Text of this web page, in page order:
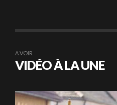
A VOIR
VIDÉO À LA UNE